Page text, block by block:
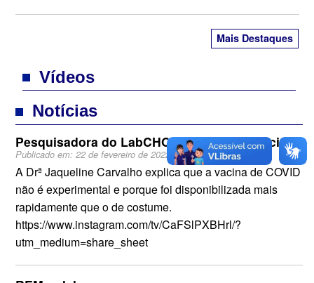
Mais Destaques
Vídeos
Notícias
Pesquisadora do LabCHO fala sobre as vacinas
Publicado em: 22 de fevereiro de 2022 por
A Drª Jaqueline Carvalho explica que a vacina de COVID
não é experimental e porque foi disponibilizada mais
rapidamente que o de costume.
https://www.instagram.com/tv/CaFSlPXBHrl/?
utm_medium=share_sheet